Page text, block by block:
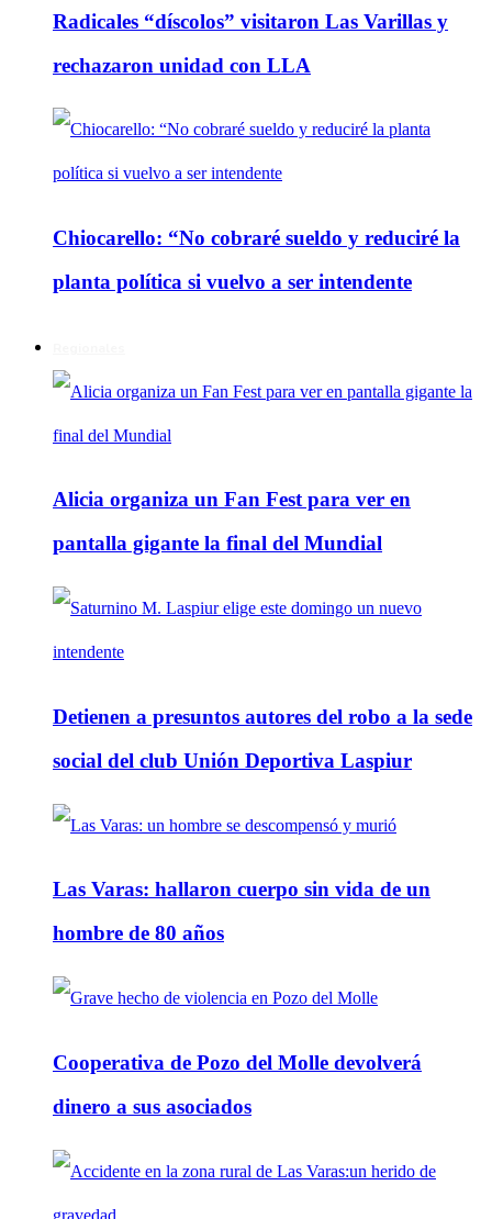
Radicales “díscolos” visitaron Las Varillas y
rechazaron unidad con LLA
Chiocarello: “No cobraré sueldo y reduciré la
planta política si vuelvo a ser intendente
Alicia organiza un Fan Fest para ver en
pantalla gigante la final del Mundial
Detienen a presuntos autores del robo a la sede
social del club Unión Deportiva Laspiur
Las Varas: hallaron cuerpo sin vida de un
hombre de 80 años
Cooperativa de Pozo del Molle devolverá
dinero a sus asociados